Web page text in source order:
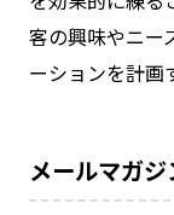
客の興味やニー
ーションを計画
メールマガ